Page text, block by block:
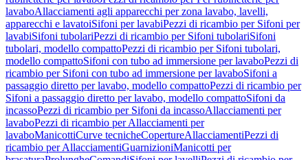
lavaboAllacciamenti agli apparecchi per zona lavabo, lavelli,
apparecchi e lavatoiSifoni per lavabiPezzi di ricambio per Sifoni per
lavabiSifoni tubolariPezzi di ricambio per Sifoni tubolariSifoni
tubolari, modello compattoPezzi di ricambio per Sifoni tubolari,
modello compattoSifoni con tubo ad immersione per lavaboPezzi di
ricambio per Sifoni con tubo ad immersione per lavaboSifoni a
passaggio diretto per lavabo, modello compattoPezzi di ricambio per
Sifoni a passaggio diretto per lavabo, modello compattoSifoni da
incassoPezzi di ricambio per Sifoni da incassoAllacciamenti per
lavaboPezzi di ricambio per Allacciamenti per
lavaboManicottiCurve tecnicheCopertureAllacciamentiPezzi di
ricambio per AllacciamentiGuarnizioniManicotti per